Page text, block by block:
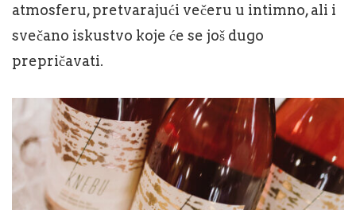
atmosferu, pretvarajući večeru u intimno, ali i
svečano iskustvo koje će se još dugo
prepričavati.